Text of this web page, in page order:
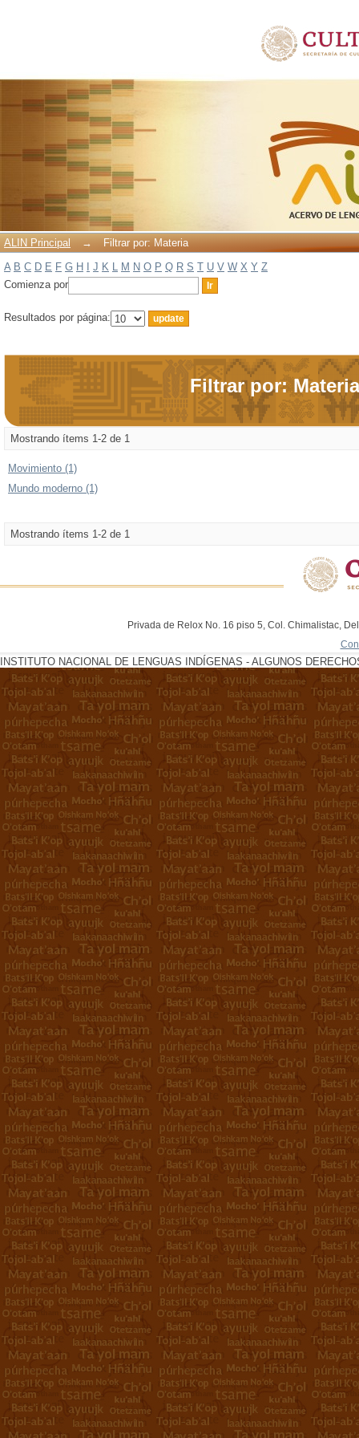
ALIN Principal →
Filtrar por: Materia
A B C D E F G H J K L M N O P Q R S T U V W X Y Z
Comienza por
Resultados por página:
Filtrar por: Materia
Mostrando ítems 1-2 de 1
Movimiento (1)
Mundo moderno (1)
Mostrando ítems 1-2 de 1
Privada de Relox No. 16 piso 5, Col. Chimalistac,
INSTITUTO NACIONAL DE LENGUAS INDÍGENAS - ALGUNOS